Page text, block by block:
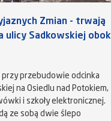
Zmian - trwają
ulicy Sadkowskiej obok
przy przebudowie odcinka
na Osiedlu nad Potokiem,
i szkoły elektronicznej.
ze sobą dwie ślepo